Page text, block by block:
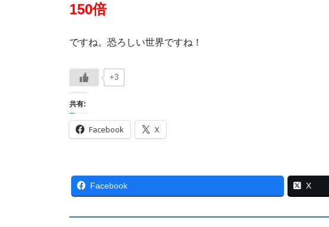
150倍
ですね。恐ろしい世界ですね！
+3
共有:
Facebook X
Facebook X